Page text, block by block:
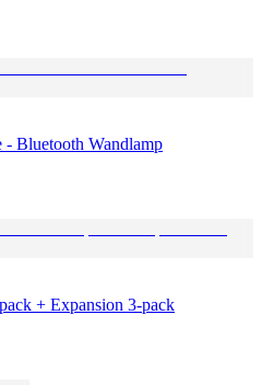
Bluetooth Wandlamp
+ Expansion 3-pack